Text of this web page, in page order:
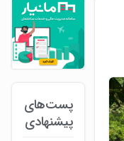
پست‌های
پیشنهادی